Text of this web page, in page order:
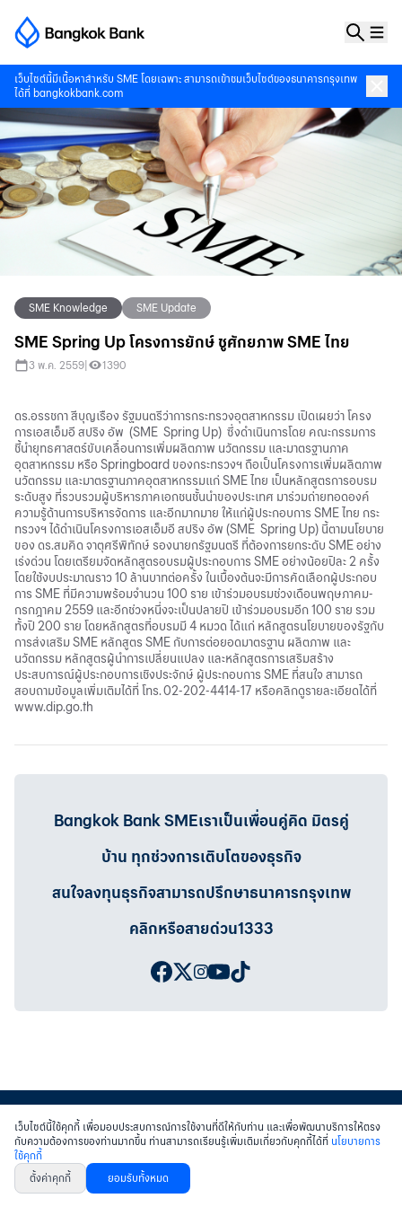
เว็บไซต์นี้มีเนื้อหาสำหรับ SME โดยเฉพาะ สามารถเข้าชมเว็บไซต์ของธนาคารกรุงเทพ
ได้ที่ bangkokbank.com
SME Knowledge SME Update
SME Spring Up โครงการยักษ์ ชูศักยภาพ SME ไทย
3 พ.ค. 2559 1390
ดร.อรรชกา สีบุญเรือง รัฐมนตรีว่าการกระทรวงอุตสาหกรรม เปิดเผยว่า โครง
การเอสเอ็มอี สปริง อัพ (SME Spring Up) ซึ่งดำเนินการโดย คณะกรรมการ
ชี้นำยุทธศาสตร์ขับเคลื่อนการเพิ่มผลิตภาพ นวัตกรรม และมาตรฐานภาค
อุตสาหกรรม หรือ Springboard ของกระทรวงฯ ถือเป็นโครงการเพิ่มผลิตภาพ
นวัตกรรม และมาตรฐานภาคอุตสาหกรรมแก่ SME ไทย เป็นหลักสูตรการอบรม
ระดับสูง ที่รวบรวมผู้บริหารภาคเอกชนชั้นนำของประเทศ มาร่วมถ่ายทอดองค์
ความรู้ด้านการบริหารจัดการ และอีกมากมาย ให้แก่ผู้ประกอบการ SME ไทย กระ
ทรวงฯ ได้ดำเนินโครงการเอสเอ็มอี สปริง อัพ (SME Spring Up) นี้ตามนโยบาย
ของ ดร.สมคิด จาตุศรีพิทักษ์ รองนายกรัฐมนตรี ที่ต้องการยกระดับ SME อย่าง
เร่งด่วน โดยเตรียมจัดหลักสูตรอบรมผู้ประกอบการ SME อย่างน้อยปีละ 2 ครั้ง
โดยใช้งบประมาณราว 10 ล้านบาทต่อครั้ง ในเบื้องต้นจะมีการคัดเลือกผู้ประกอบ
การ SME ที่มีความพร้อมจำนวน 100 ราย เข้าร่วมอบรมช่วงเดือนพฤษภาคม-
กรกฎาคม 2559 และอีกช่วงหนึ่งจะเป็นปลายปี เข้าร่วมอบรมอีก 100 ราย รวม
ทั้งปี 200 ราย โดยหลักสูตรที่อบรมมี 4 หมวด ได้แก่ หลักสูตรนโยบายของรัฐกับ
การส่งเสริม SME หลักสูตร SME กับการต่อยอดมาตรฐาน ผลิตภาพ และ
นวัตกรรม หลักสูตรผู้นำการเปลี่ยนแปลง และหลักสูตรการเสริมสร้าง
ประสบการณ์ผู้ประกอบการเชิงประจักษ์ ผู้ประกอบการ SME ที่สนใจ สามารถ
สอบถามข้อมูลเพิ่มเติมได้ที่ โทร. 02-202-4414-17 หรือคลิกดูรายละเอียดได้ที่
www.dip.go.th
Bangkok Bank SMEเราเป็นเพื่อนคู่คิด มิตรคู่
บ้าน ทุกช่วงการเติบโตของธุรกิจ
สนใจลงทุนธุรกิจสามารถปรึกษาธนาคารกรุงเทพ
คลิกหรือสายด่วน1333
สงวนสิทธิ์ พ.ศ.2558 บมจ.ธนาคารกรุงเทพฯ
หนังสือแจ้งการคุ้มครองข้อมูลส่วนบุคคล
เว็บไซต์นี้ใช้คุกกี้ เพื่อมอบประสบการณ์การใช้งานที่ดีให้กับท่าน และเพื่อพัฒนาบริการให้ตรง
กับความต้องการของท่านมากขึ้น ท่านสามารถเรียนรู้เพิ่มเติมเกี่ยวกับคุกกี้ได้ที่ นโยบายการ
ใช้คุกกี้
ตั้งค่าคุกกี้
ยอมรับทั้งหมด